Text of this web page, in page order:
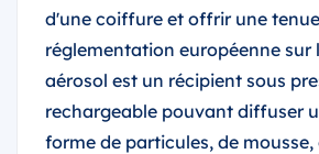
d'une coiffure et offrir une
réglementation européenne sur
aérosol est un récipient sous
rechargeable pouvant diffuser
forme de particules, de mousse,